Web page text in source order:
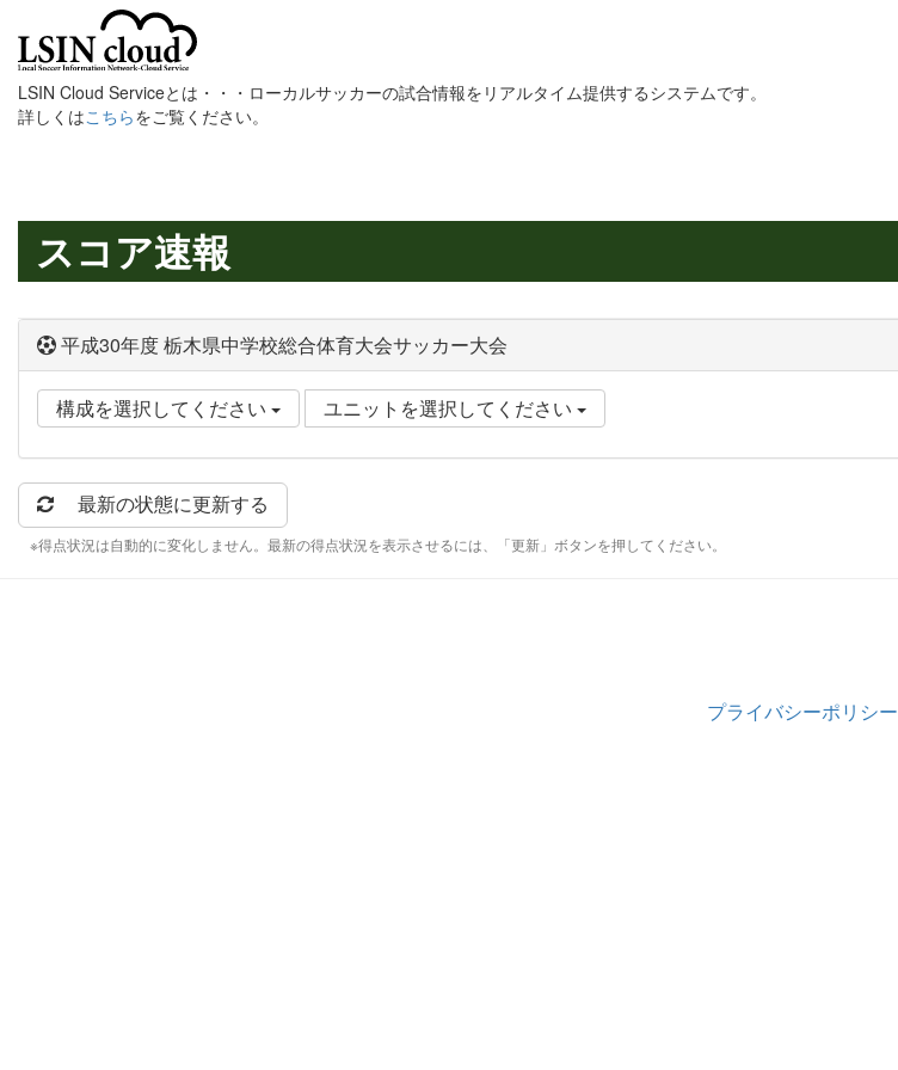
LSIN Cloud Serviceとは・・・ローカルサッカーの試合情報をリアルタイム提供するシステムです。
詳しくはこちらをご覧ください。
スコア速報
平成30年度 栃木県中学校総合体育大会サッカー大会
構成を選択してください ユニットを選択してください
最新の状態に更新する
※得点状況は自動的に変化しません。最新の得点状況を表示させるには、「更新」ボタンを押してください。
プライバシーポリシー